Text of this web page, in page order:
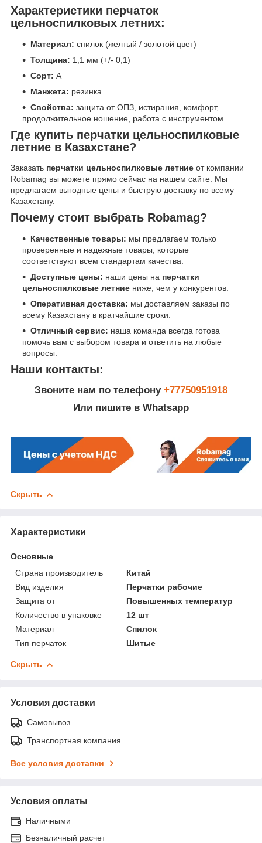
Характеристики перчаток
цельноспилковых летних:
Материал: спилок (желтый / золотой цвет)
Толщина: 1,1 мм (+/- 0,1)
Сорт: А
Манжета: резинка
Свойства: защита от ОПЗ, истирания, комфорт,
продолжительное ношение, работа с инструментом
Где купить перчатки цельноспилковые
летние в Казахстане?
Заказать перчатки цельноспилковые летние от компании
Robamag вы можете прямо сейчас на нашем сайте. Мы
предлагаем выгодные цены и быструю доставку по всему
Казахстану.
Почему стоит выбрать Robamag?
Качественные товары: мы предлагаем только
проверенные и надежные товары, которые
соответствуют всем стандартам качества.
Доступные цены: наши цены на перчатки
цельноспилковые летние ниже, чем у конкурентов.
Оперативная доставка: мы доставляем заказы по
всему Казахстану в кратчайшие сроки.
Отличный сервис: наша команда всегда готова
помочь вам с выбором товара и ответить на любые
вопросы.
Наши контакты:
Звоните нам по телефону +77750951918
Или пишите в Whatsapp
Скрыть
Характеристики
Основные
Страна производитель
Китай
Вид изделия
Перчатки рабочие
Защита от
Повышенных температур
Количество в упаковке
12 шт
Материал
Спилок
Тип перчаток
Шитые
Скрыть
Условия доставки
Самовывоз
Транспортная компания
Все условия доставки
Условия оплаты
Наличными
Безналичный расчет